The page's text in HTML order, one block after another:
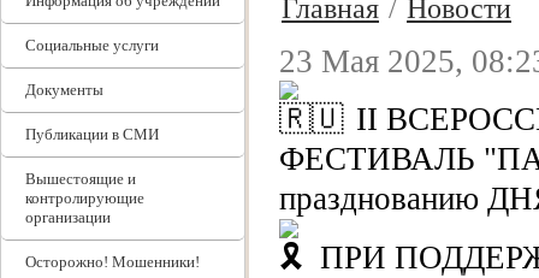
Социальные услуги
Документы
Публикации в СМИ
Вышестоящие и
контролирующие
организации
Осторожно! Мошенники!
Главная / Новости
23 Мая 2025,
II
ФЕСТИВАЛЬ
празднованию
ПРИ